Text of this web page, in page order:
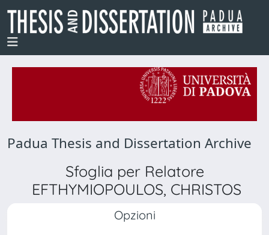
Padua Thesis and Dissertation Archive
Sfoglia per Relatore
EFTHYMIOPOULOS, CHRISTOS
Opzioni